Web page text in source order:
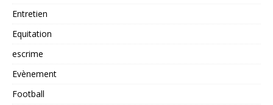
Entretien
Equitation
escrime
Evènement
Football